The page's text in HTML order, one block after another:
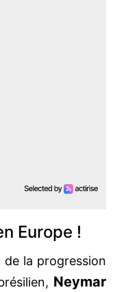
Europe !
la progression
Neymar